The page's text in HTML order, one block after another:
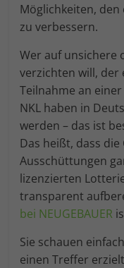
Möglichkeiten, den
zu verbessern.
Wer auf unsichere
verzichten will, der
Teilnahme an
NKL haben in
werden – das ist
Das heißt, dass
Ausschüttungen
lizenzierten
transparent
bei NEUGEBAUER
Sie schauen
einen Treffer